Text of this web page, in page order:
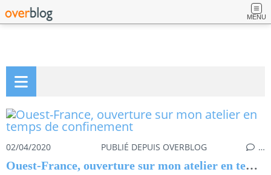
MENU
02/04/2020 PUBLIÉ DEPUIS OVERBLOG …
Ouest-France, ouverture sur mon atelier en temps de confinement